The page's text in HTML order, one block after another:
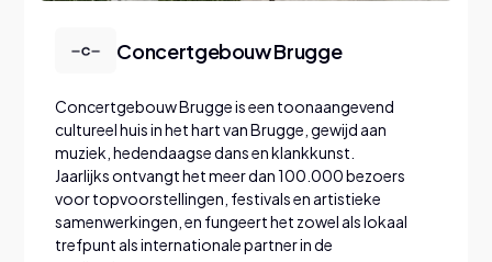
Concertgebouw Brugge
Concertgebouw Brugge is een toonaangevend
cultureel huis in het hart van Brugge, gewijd aan
muziek, hedendaagse dans en klankkunst.
Jaarlijks ontvangt het meer dan 100.000 bezoers
voor topvoorstellingen, festivals en artistieke
samenwerkingen, en fungeert het zowel als lokaal
trefpunt als internationale partner in de